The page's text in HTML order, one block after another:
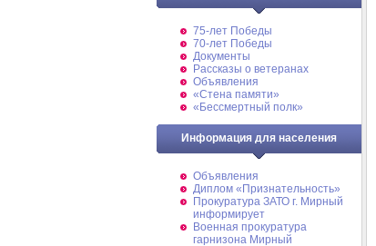
75-лет Победы
70-лет Победы
Документы
Рассказы о ветеранах
Объявления
«Стена памяти»
«Бессмертный полк»
Информация для населения
Объявления
Диплом «Признательность»
Прокуратура ЗАТО г. Мирный
информирует
Военная прокуратура
гарнизона Мирный